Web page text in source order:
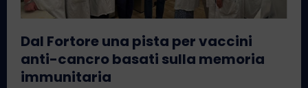
Dal Fortore una pista per vaccini
anti-cancro basati sulla memoria
immunitaria